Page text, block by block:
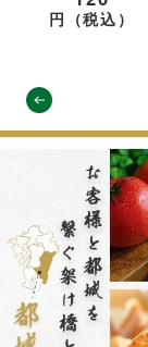
円（税込）